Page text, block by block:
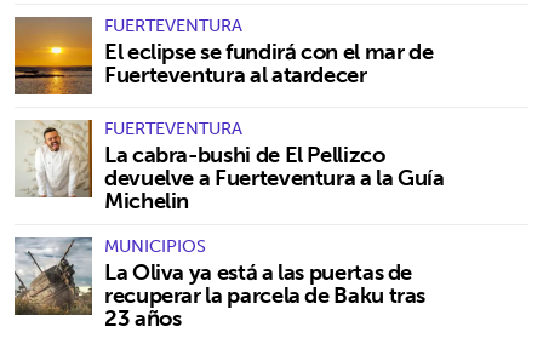
FUERTEVENTURA
El eclipse se fundirá con el mar de
Fuerteventura al atardecer
FUERTEVENTURA
La cabra-bushi de El Pellizco
devuelve a Fuerteventura a la Guía
Michelin
MUNICIPIOS
La Oliva ya está a las puertas de
recuperar la parcela de Baku tras
23 años